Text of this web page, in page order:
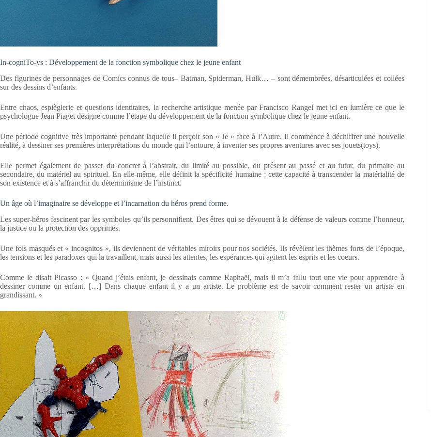
In-cogniTo-ys : Développement de la fonction symbolique chez le jeune enfant
Des figurines de personnages de Comics connus de tous– Batman, Spiderman, Hulk… – sont démembrées, désarticulées et collées
sur des dessins d’enfants.
Entre chaos, espièglerie et questions identitaires, la recherche artistique menée par Francisco Rangel met ici en lumière ce que le
psychologue Jean Piaget désigne comme l’étape du développement de la fonction symbolique chez le jeune enfant.
Une période cognitive très importante pendant laquelle il perçoit son « Je » face à l’Autre. Il commence à déchiffrer une nouvelle
réalité, à dessiner ses premières interprétations du monde qui l’entoure, à inventer ses propres aventures avec ses jouets(toys).
Elle permet également de passer du concret à l’abstrait, du limité au possible, du présent au passé et au futur, du primaire au
secondaire, du matériel au spirituel. En elle-même, elle définit la spécificité humaine : cette capacité à transcender la matérialité de
son existence et à s’affranchir du déterminisme de l’instinct.
Un âge où l’imaginaire se développe et l’incarnation du héros prend forme.
Les super-héros fascinent par les symboles qu’ils personnifient. Des êtres qui se dévouent à la défense de valeurs comme l’honneur,
la justice ou la protection des opprimés.
Une fois masqués et « incognitos », ils deviennent de véritables miroirs pour nos sociétés. Ils révèlent les thèmes forts de l’époque,
les tensions et les paradoxes qui la travaillent, mais aussi les attentes, les espérances qui agitent les esprits et les coeurs.
Comme le disait Picasso : « Quand j’étais enfant, je dessinais comme Raphaël, mais il m’a fallu tout une vie pour apprendre à
dessiner comme un enfant. […] Dans chaque enfant il y a un artiste. Le problème est de savoir comment rester un artiste en
grandissant. »